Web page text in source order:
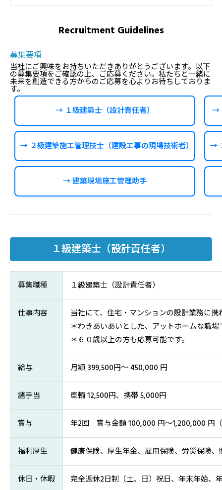
Recruitment Guidelines
募集要項
当社にご興味をお持ちいただきありがとうございます。以下
の募集要項をご確認の上、ご応募ください。私たちと一緒に
未来を創造できる方からのご応募を心よりお待ちしておりま
す。
→ １級建築士（設計責任者） →
→ ２級建築施工管理技士（建設工事の現場技術者） →
→ 建築現場施工管理助手
１級建築士（設計責任者）
募集職種 １級建築士（設計責任者）
仕事内容
当社にて、住宅・マンションの設計業務に携
＊わきあいあいとした、アットホームな職場
＊６０歳以上の方も応募可能です。
給与 月額 399,500円～ 450,000 円
諸手当 車輌 12,500円、携帯 5,000円
賞与 年2回 賞与金額 100,000 円～1,200,000 円
福利厚生 健康保険、厚生年金、雇用保険、労災保険
休日・休暇 完全週休2日制（土、日）祝日、年末年始、